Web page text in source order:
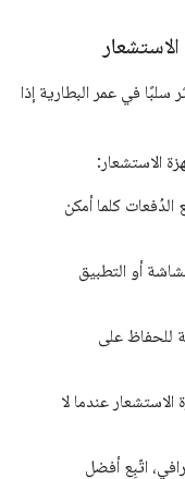
سلبًا في عمر البطارية إذا
الاستشعار:
كلما أمكن
أو التطبيق
للحفاظ على
عندما لا
اتّبِع أفضل